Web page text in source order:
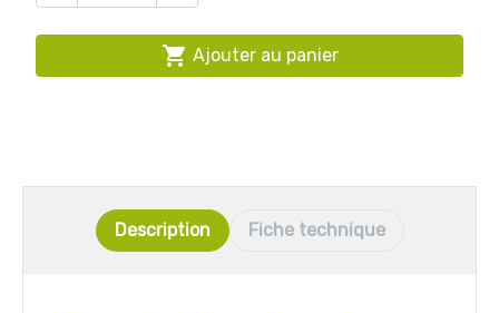
 Ajouter au panier
Description Fiche technique